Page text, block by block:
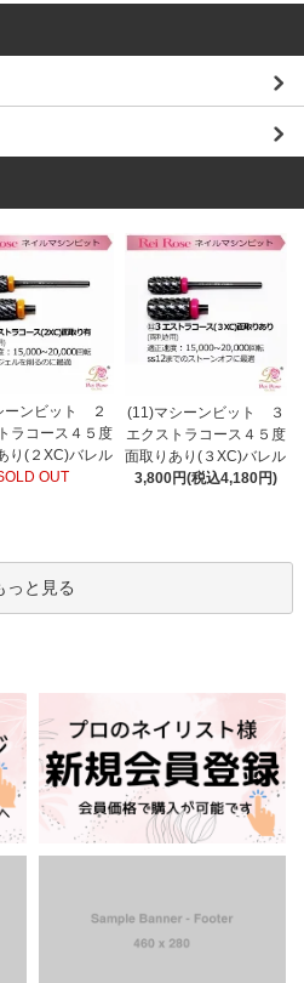
ーンビット ２
ラコース４５度
り(２XC)バレル
OUT
(11)マシーンビット ３
エクストラコース４５度
面取りあり(３XC)バレル
3,800円(税込4,180円)
っと見る